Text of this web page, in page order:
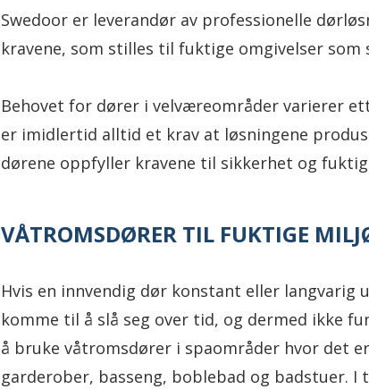
Swedoor er leverandør av professionelle
kravene, som stilles til fuktige omgivelser som
Behovet for dører i velværeområder varierer
er imidlertid alltid et krav at løsningene
dørene oppfyller kravene til sikkerhet og
VÅTROMSDØRER TIL FUKTIGE
Hvis en innvendig dør konstant eller langvarig
komme til å slå seg over tid, og dermed ikke
å bruke våtromsdører i spaområder hvor det
garderober, basseng, boblebad og badstuer.